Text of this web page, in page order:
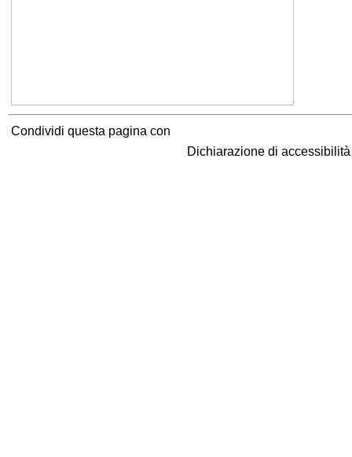
Condividi questa pagina con
Dichiarazione di